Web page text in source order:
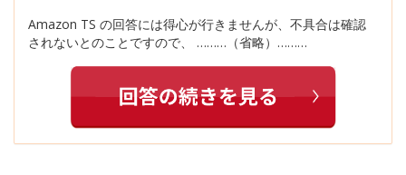
Amazon TS の回答には得心が行きませんが、不具合は確認
されないとのことですので、 ………（省略）………